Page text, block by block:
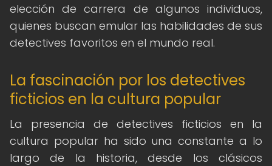
elección de carrera de algunos individuos,
quienes buscan emular las habilidades de sus
detectives favoritos en el mundo real.
La fascinación por los detectives
ficticios en la cultura popular
La presencia de detectives ficticios en la
cultura popular ha sido una constante a lo
largo de la historia, desde los clásicos